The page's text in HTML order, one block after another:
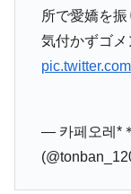
所で愛嬌を
気付かずゴメ
— 카페오레*